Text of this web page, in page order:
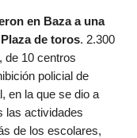
en Baza a una
de toros. 2.300
de 10 centros
policial de
en la que se dio a
las actividades
de los escolares,